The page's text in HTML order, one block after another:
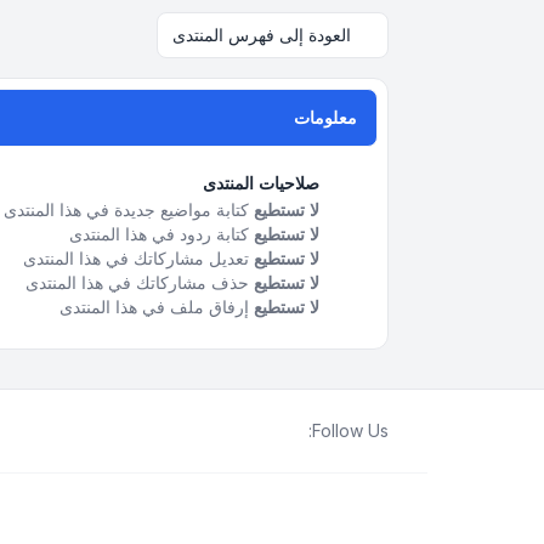
العودة إلى فهرس المنتدى
معلومات
صلاحيات المنتدى
لا تستطيع كتابة مواضيع جديدة في هذا المنتدى
لا تستطيع كتابة ردود في هذا المنتدى
لا تستطيع تعديل مشاركاتك في هذا المنتدى
لا تستطيع حذف مشاركاتك في هذا المنتدى
لا تستطيع إرفاق ملف في هذا المنتدى
Follow Us: